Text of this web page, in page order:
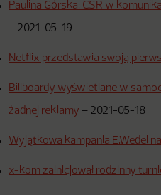
Paulina Górska: CSR w
– 2021-05-19
Netflix przedstawia swoją
Billboardy wyświetlane w
żadnej reklamy – 2021-05-18
Wyjątkowa kampania E.Wedel
x-kom zainicjował rodzinny